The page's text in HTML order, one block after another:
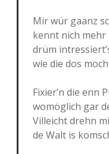
Mir wür gaanz
kennt nich mehr
drüm
wie die dos
Fixier’n die enn
womög­lich gar
Vil­leicht drehn
de Walt is